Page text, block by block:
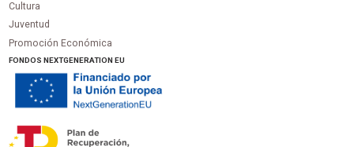
Cultura
Juventud
Promoción Económica
FONDOS NEXTGENERATION EU